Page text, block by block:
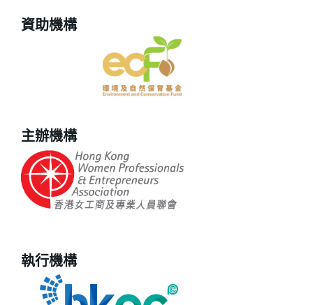
資助機構
主辦機構
執行機構